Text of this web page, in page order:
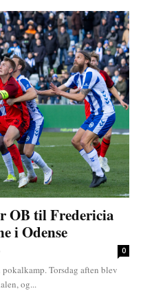
OB til Fredericia
i Odense
0
Torsdag aften blev
og...